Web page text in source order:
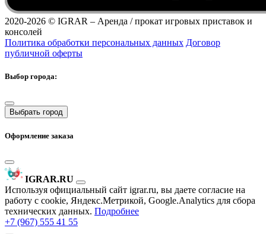
2020-2026 © IGRAR – Аренда / прокат игровых приставок и
консолей
Политика обработки персональных данных Договор
публичной оферты
Выбор города:
Выбрать город
Оформление заказа
IGRAR.RU
Используя официальный сайт igrar.ru, вы даете согласие на
работу с cookie, Яндекс.Метрикой, Google.Analytics для сбора
технических данных. Подробнее
+7 (967) 555 41 55